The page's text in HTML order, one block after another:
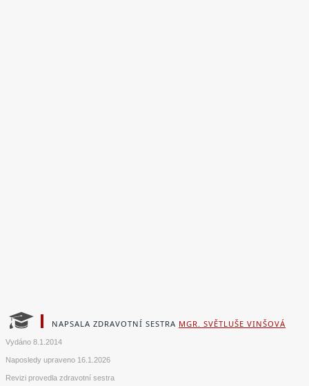
NAPSALA ZDRAVOTNÍ SESTRA MGR. SVĚTLUŠE VINŠOVÁ
Vydáno 8.1.2014
Naposledy upraveno 16.1.2026
Revizi provedla zdravotní sestra